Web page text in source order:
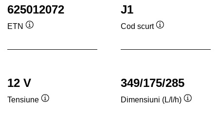
625012072
ETN
J1
Cod scurt
12 V
Tensiune
349/175/285
Dimensiuni (L/l/h)